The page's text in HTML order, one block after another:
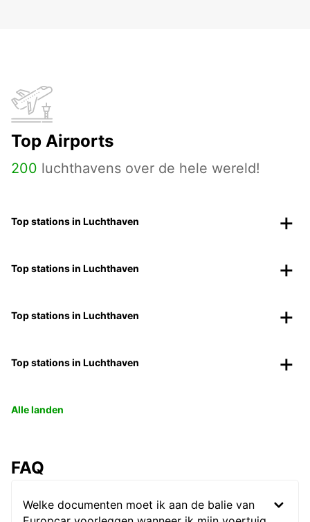
Top Airports
200 luchthavens over de hele wereld!
Top stations in Luchthaven
Top stations in Luchthaven
Top stations in Luchthaven
Top stations in Luchthaven
Alle landen
FAQ
Welke documenten moet ik aan de balie van